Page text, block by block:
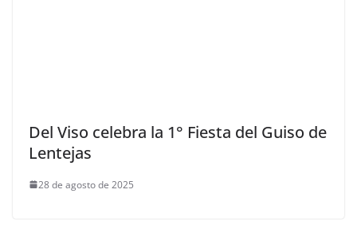
Del Viso celebra la 1° Fiesta del Guiso de
Lentejas
28 de agosto de 2025